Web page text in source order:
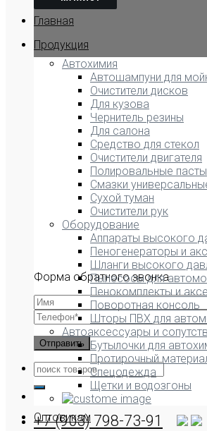
Форма обратного звонка
+7 (903) 798-73-91
Главная
Продукция
Автохимия
Автошампуни для
Очистители дисков
Для кузова
Чернитель резины
Для салона
Средство для стекол
Очистители двигателя
Полировальные пасты
Смазки
Сухой туман
Очистители рук
Оборудование
Аппараты высокого
Пеногенераторы и
Шланги высокого
Пылесосы для
Пенокомплекты и
Поворотная консоль
Шторы ПВХ для
Автоаксессуары и
Бутылочки для
Протирочный
Спецодежда
Щетки и водозгоны
Оптовикам